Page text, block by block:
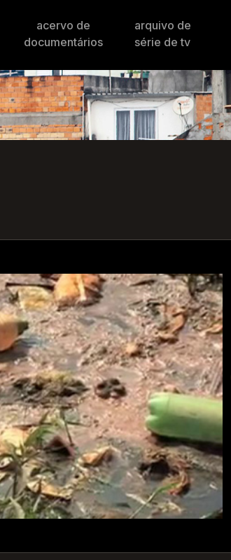
acervo de
documentários
arquivo de
série de tv